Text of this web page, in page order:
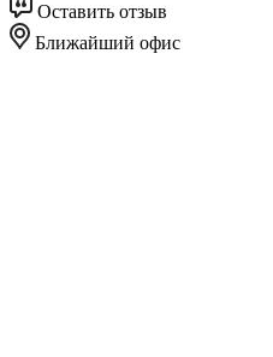
Оставить отзыв
Ближайший офис